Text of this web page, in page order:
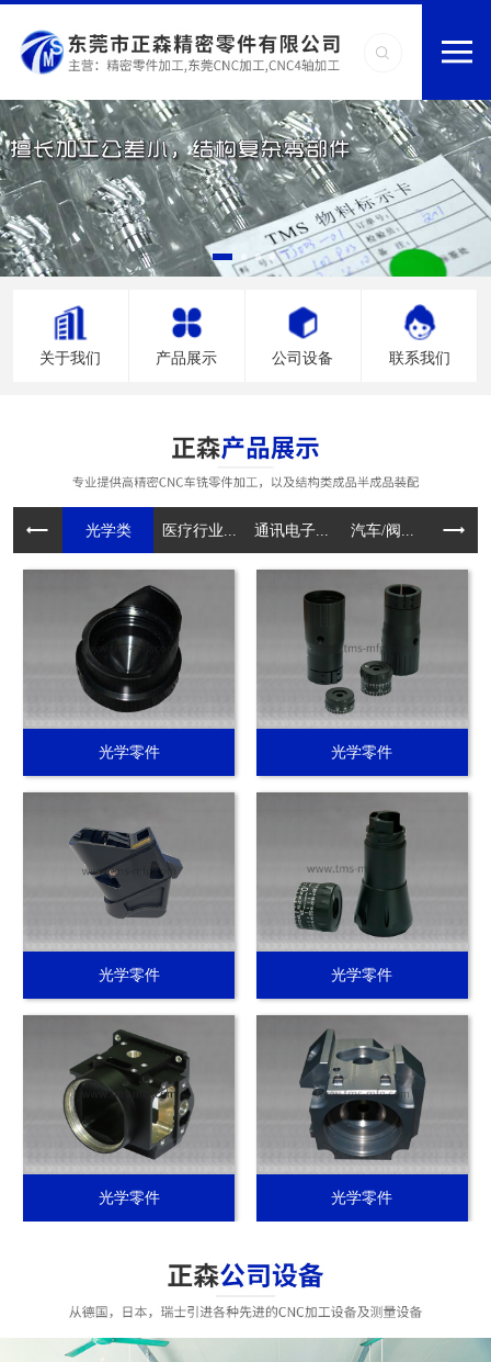
关于我们 产品展示 公司设备 联系我们
光学类 医疗行业... 通讯电子... 汽车/阀... 电动工
光学零件 光学零件
光学零件 光学零件
光学零件 光学零件